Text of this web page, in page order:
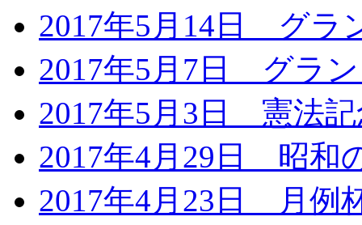
2017年5月14日 グラ
2017年5月7日 グラ
2017年5月3日 憲法
2017年4月29日 昭和
2017年4月23日 月例